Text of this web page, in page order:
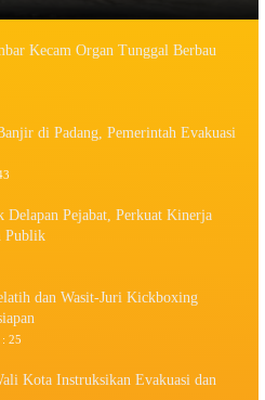
Kecam Organ Tunggal Berbau
di Padang, Pemerintah Evakuasi
Delapan Pejabat, Perkuat Kinerja
Publik
dan Wasit-Juri Kickboxing
25
Kota Instruksikan Evakuasi dan